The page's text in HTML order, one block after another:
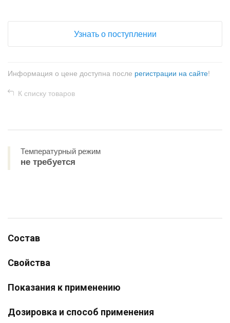
Узнать о поступлении
Информация о цене доступна после регистрации на сайте!
К списку товаров
Температурный режим
не требуется
Состав
Свойства
Показания к применению
Дозировка и способ применения